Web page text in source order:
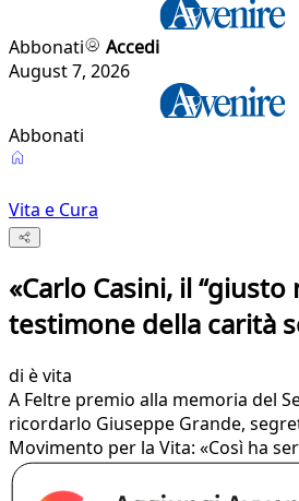
Abbonati
Accedi
August 7, 2026
Abbonati
Vita e Cura
«Carlo Casini, il
testimone della carità
di è vita
A Feltre premio alla memoria del
ricordarlo Giuseppe Grande,
Movimento per la Vita: «Così ha